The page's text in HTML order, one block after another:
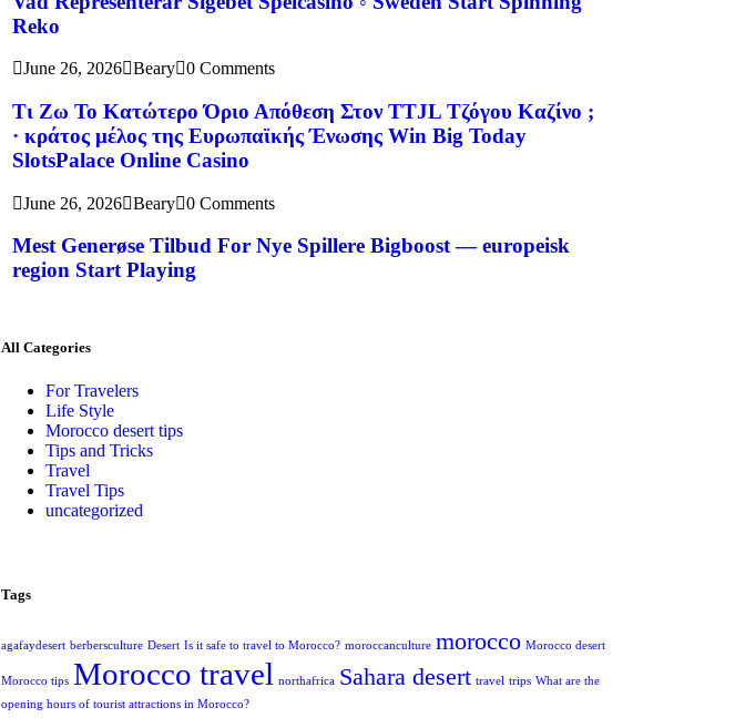
Reko
June 26, 2026 Beary 0 Comments
Τι Ζω Το Κατώτερο Όριο Απόθεση Στον TTJL Τζόγου Καζίνο ;
· κράτος μέλος της Ευρωπαϊκής Ένωσης Win Big Today
SlotsPalace Online Casino
June 26, 2026 Beary 0 Comments
Mest Generøse Tilbud For Nye Spillere Bigboost — europeisk
region Start Playing
All Categories
For Travelers
Life Style
Morocco desert tips
Tips and Tricks
Travel
Travel Tips
uncategorized
Tags
agafaydesert berbersculture Desert Is it safe to travel to Morocco? moroccanculture morocco Morocco desert
Morocco tips Morocco travel northafrica Sahara desert travel trips What are the
opening hours of tourist attractions in Morocco?